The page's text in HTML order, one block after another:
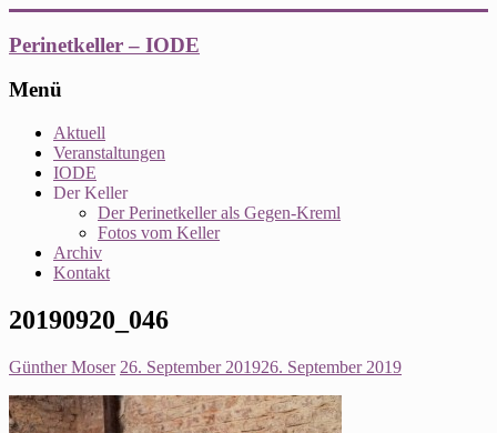
Inhalt
springen
Perinetkeller – IODE
Menü
Aktuell
Veranstaltungen
IODE
Der Keller
Der Perinetkeller als Gegen-Kreml
Fotos vom Keller
Archiv
Kontakt
20190920_046
Günther Moser 26. September 201926. September 2019